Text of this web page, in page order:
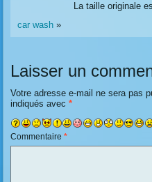
La taille originale
car wash»
Laisser un
Votre adresse e-mail ne sera pas
indiqués avec*
Commentaire*